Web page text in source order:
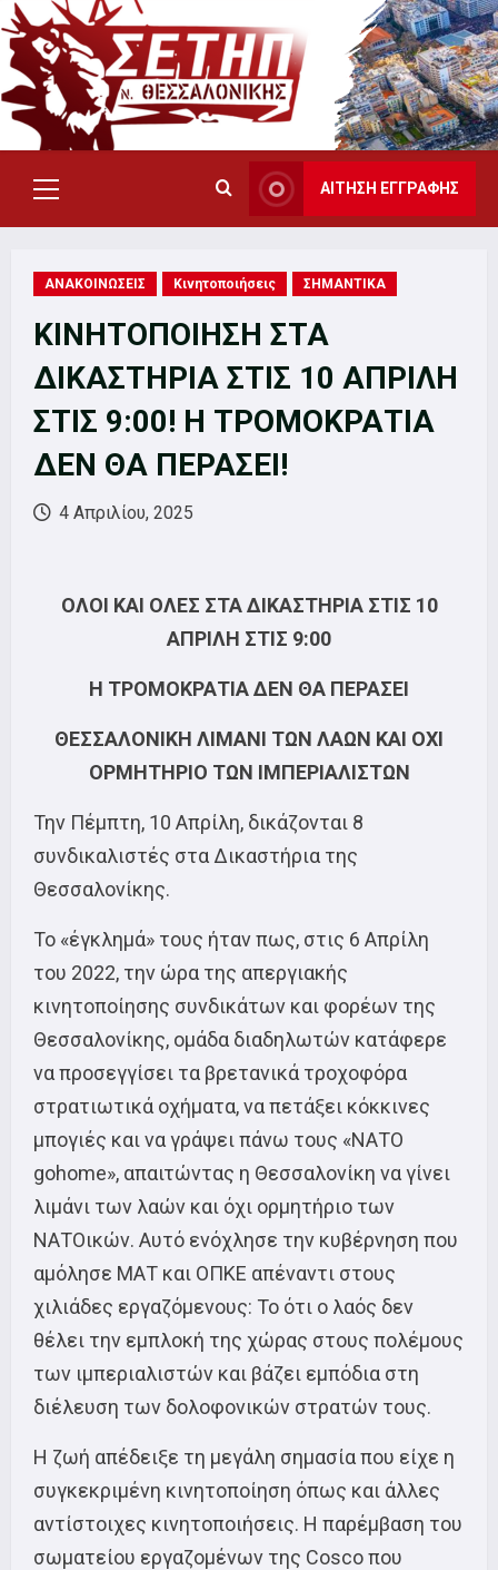
Skip
to
content
Primary
Menu
ΑΙΤΗΣΗ ΕΓΓΡΑΦΗΣ
ΑΝΑΚΟΙΝΩΣΕΙΣ Κινητοποιήσεις ΣΗΜΑΝΤΙΚΑ
ΚΙΝΗΤΟΠΟΙΗΣΗ ΣΤΑ
ΔΙΚΑΣΤΗΡΙΑ ΣΤΙΣ 10 ΑΠΡΙΛΗ
ΣΤΙΣ 9:00! Η ΤΡΟΜΟΚΡΑΤΙΑ
ΔΕΝ ΘΑ ΠΕΡΑΣΕΙ!
4 Απριλίου, 2025
ΟΛΟΙ ΚΑΙ ΟΛΕΣ ΣΤΑ ΔΙΚΑΣΤΗΡΙΑ ΣΤΙΣ 10
ΑΠΡΙΛΗ ΣΤΙΣ 9:00
Η ΤΡΟΜΟΚΡΑΤΙΑ ΔΕΝ ΘΑ ΠΕΡΑΣΕΙ
ΘΕΣΣΑΛΟΝΙΚΗ ΛΙΜΑΝΙ ΤΩΝ ΛΑΩΝ ΚΑΙ ΟΧΙ
ΟΡΜΗΤΗΡΙΟ ΤΩΝ ΙΜΠΕΡΙΑΛΙΣΤΩΝ
Την Πέμπτη, 10 Απρίλη, δικάζονται 8
συνδικαλιστές στα Δικαστήρια της
Θεσσαλονίκης.
Το «έγκλημά» τους ήταν πως, στις 6 Απρίλη
του 2022, την ώρα της απεργιακής
κινητοποίησης συνδικάτων και φορέων της
Θεσσαλονίκης, ομάδα διαδηλωτών κατάφερε
να προσεγγίσει τα βρετανικά τροχοφόρα
στρατιωτικά οχήματα, να πετάξει κόκκινες
μπογιές και να γράψει πάνω τους «ΝΑΤΟ
gohome», απαιτώντας η Θεσσαλονίκη να γίνει
λιμάνι των λαών και όχι ορμητήριο των
ΝΑΤΟικών. Αυτό ενόχλησε την κυβέρνηση που
αμόλησε ΜΑΤ και ΟΠΚΕ απέναντι στους
χιλιάδες εργαζόμενους: Το ότι ο λαός δεν
θέλει την εμπλοκή της χώρας στους πολέμους
των ιμπεριαλιστών και βάζει εμπόδια στη
διέλευση των δολοφονικών στρατών τους.
Η ζωή απέδειξε τη μεγάλη σημασία που είχε η
συγκεκριμένη κινητοποίηση όπως και άλλες
αντίστοιχες κινητοποιήσεις. Η παρέμβαση του
σωματείου εργαζομένων της Cosco που